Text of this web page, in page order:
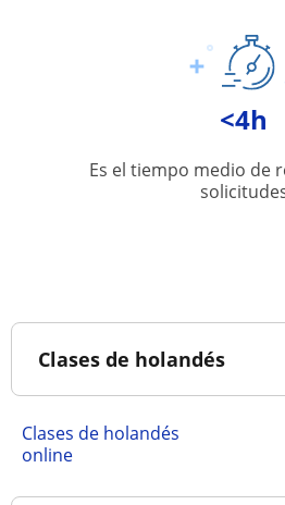
<4h
Es el tiempo medio de
Clases de holandés
Clases de holandés
online